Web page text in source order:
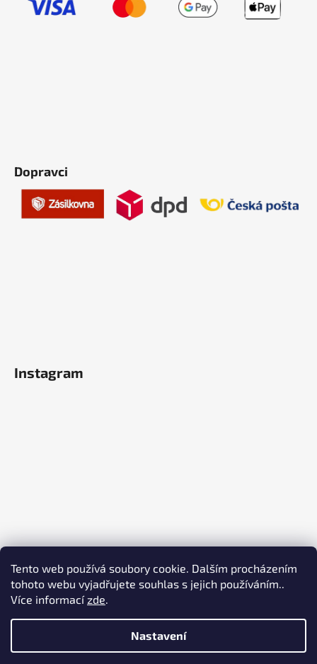
Tento web používá soubory cookie. Dalším procházením
tohoto webu vyjadřujete souhlas s jejich používáním..
Více informacízde.
Nastavení
Dopravci
Instagram
Sledovat na Instagramu